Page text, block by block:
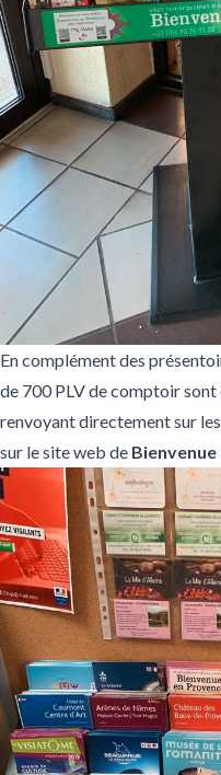
En complément des
de 700 PLV de comptoir
renvoyant directement sur
sur le site web de